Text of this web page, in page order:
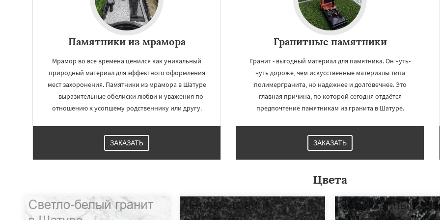
Памятники из мрамора
Мрамор во все времена ценился как уникальный
природный материал для эффектного оформления
мест захоронения. Памятники из мрамора в Шатуре
— выразительные обелиски любви и уважения по
отношению к усопшему родственнику или другу.
ЗАКАЗАТЬ
Гранитные памятники
Гранит - выгодный материал для памятника. Он чуть-
чуть дороже, чем искусственные материалы типа
полимергранита, но надежнее и долговечнее. Это
главная причина, по которой сегодня отдаётся
предпочтение памятникам из гранита в Шатуре.
ЗАКАЗАТЬ
Цвета